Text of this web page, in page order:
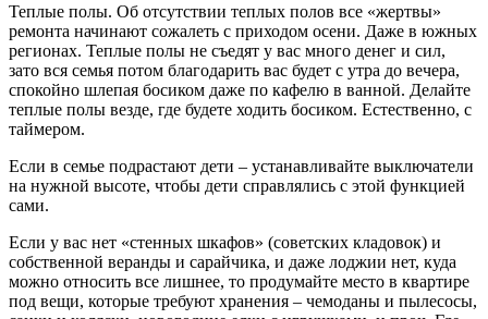
Теплые полы. Об отсутствии теплых полов все «жертвы»
ремонта начинают сожалеть с приходом осени. Даже в южных
регионах. Теплые полы не съедят у вас много денег и сил,
зато вся семья потом благодарить вас будет с утра до вечера,
спокойно шлепая босиком даже по кафелю в ванной. Делайте
теплые полы везде, где будете ходить босиком. Естественно, с
таймером.
Если в семье подрастают дети – устанавливайте выключатели
на нужной высоте, чтобы дети справлялись с этой функцией
сами.
Если у вас нет «стенных шкафов» (советских кладовок) и
собственной веранды и сарайчика, и даже лоджии нет, куда
можно относить все лишнее, то продумайте место в квартире
под вещи, которые требуют хранения – чемоданы и пылесосы,